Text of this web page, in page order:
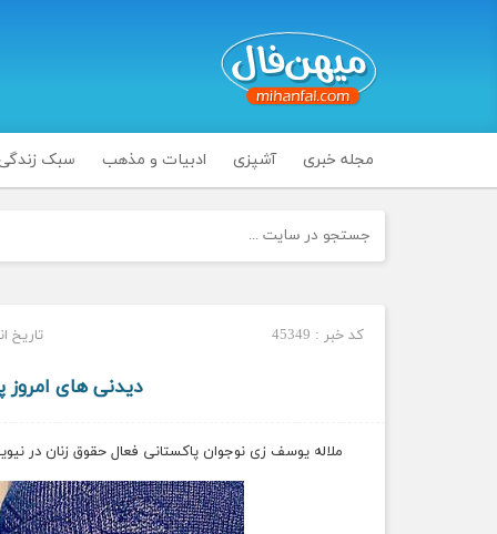
مجله خبری آشپزی ادبیات و مذهب سبک
کد خبر : 45349 تاریخ
دیدنی های امروز پنج شنبه
ملاله یوسف زی نوجوان پاکستانی فعال حقوق زنان در